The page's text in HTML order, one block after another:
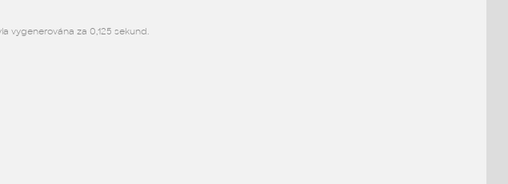
vygenerována za 0,125 sekund.